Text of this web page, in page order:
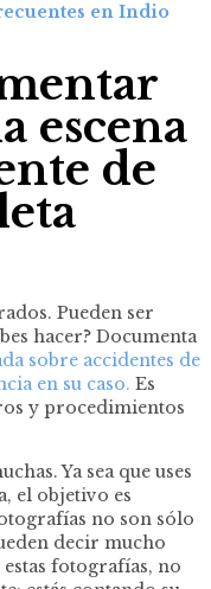
en Indio
escena
de
Pueden ser
hacer? Documenta
sobre accidentes de
en su caso. Es
y procedimientos
Ya sea que uses
el objetivo es
no son sólo
decir mucho
fotografías, no